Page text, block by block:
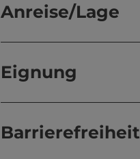
Anreise/Lage
Eignung
Barrierefreiheit